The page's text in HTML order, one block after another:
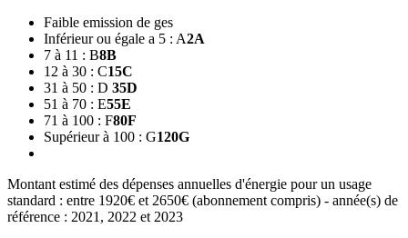
Faible emission de ges
Inférieur ou égale a 5 : A2A
7 à 11 : B8B
12 à 30 : C15C
31 à 50 : D 35D
51 à 70 : E55E
71 à 100 : F80F
Supérieur à 100 : G120G
Montant estimé des dépenses annuelles d'énergie pour un usage
standard : entre 1920€ et 2650€ (abonnement compris) - année(s) de
référence : 2021, 2022 et 2023